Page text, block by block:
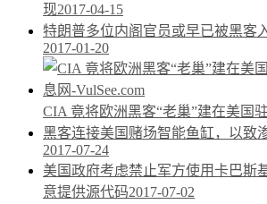
现2017-04-15
特朗普多位内阁官员或早已被黑客
2017-01-20
CIA 竟将欧洲黑客“老巢”建在美国
黑客连接美国赌场智能鱼缸，以致
2017-07-24
美国政府考虑禁止军方使用卡巴斯
意提供源代码2017-07-02